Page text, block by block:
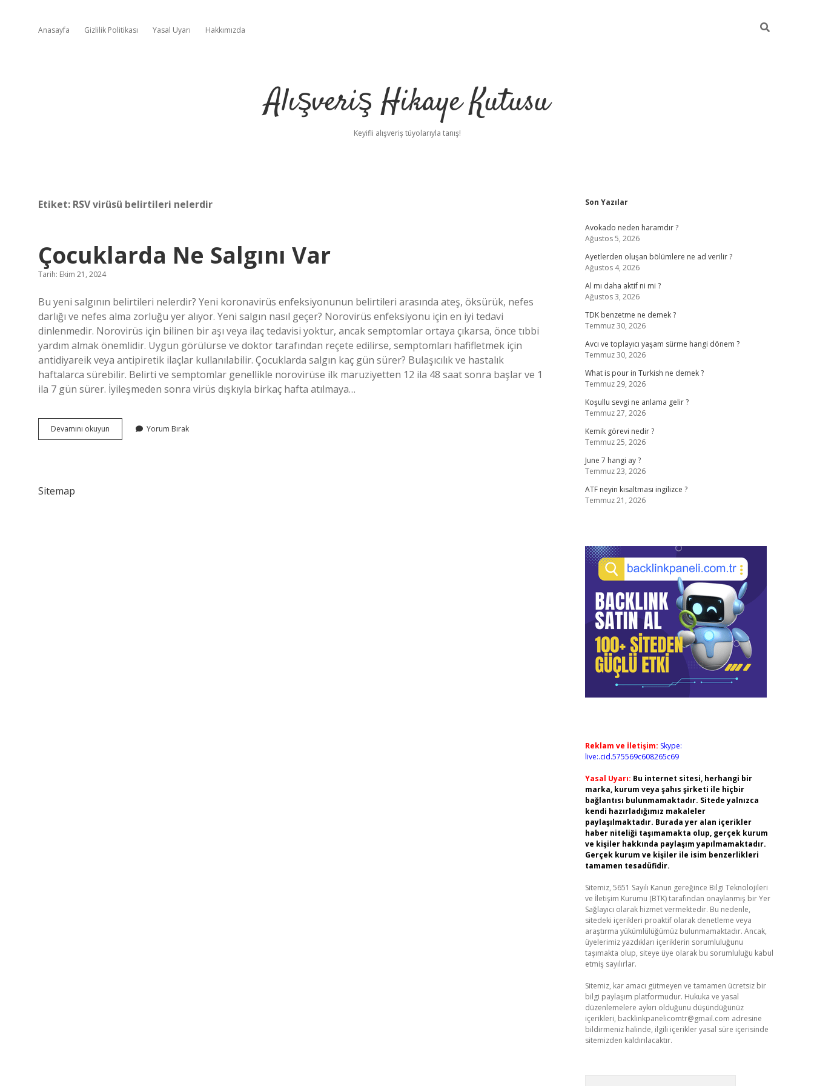
Anasayfa Gizlilik Politikası Yasal Uyarı Hakkımızda
Alışveriş Hikaye Kutusu
Keyifli alışveriş tüyolarıyla tanış!
Etiket: RSV virüsü belirtileri nelerdir
Çocuklarda Ne Salgını Var
Tarih: Ekim 21, 2024
Bu yeni salgının belirtileri nelerdir? Yeni koronavirüs enfeksiyonunun belirtileri arasında ateş, öksürük, nefes
darlığı ve nefes alma zorluğu yer alıyor. Yeni salgın nasıl geçer? Norovirüs enfeksiyonu için en iyi tedavi
dinlenmedir. Norovirüs için bilinen bir aşı veya ilaç tedavisi yoktur, ancak semptomlar ortaya çıkarsa, önce tıbbi
yardım almak önemlidir. Uygun görülürse ve doktor tarafından reçete edilirse, semptomları hafifletmek için
antidiyareik veya antipiretik ilaçlar kullanılabilir. Çocuklarda salgın kaç gün sürer? Bulaşıcılık ve hastalık
haftalarca sürebilir. Belirti ve semptomlar genellikle norovirüse ilk maruziyetten 12 ila 48 saat sonra başlar ve 1
ila 7 gün sürer. İyileşmeden sonra virüs dışkıyla birkaç hafta atılmaya…
Devamını okuyun Çocuklarda
Ne
Yorum Bırak
Sitemap
Sidebar
Son Yazılar
Avokado neden haramdır ?
Ağustos 5, 2026
Ayetlerden oluşan bölümlere ne ad verilir ?
Ağustos 4, 2026
Al mı daha aktif ni mi ?
Ağustos 3, 2026
TDK benzetme ne demek ?
Temmuz 30, 2026
Avcı ve toplayıcı yaşam sürme hangi dönem ?
Temmuz 30, 2026
What is pour in Turkish ne demek ?
Temmuz 29, 2026
Koşullu sevgi ne anlama gelir ?
Temmuz 27, 2026
Kemik görevi nedir ?
Temmuz 25, 2026
June 7 hangi ay ?
Temmuz 23, 2026
ATF neyin kısaltması ingilizce ?
Temmuz 21, 2026
Reklam ve İletişim: Skype:
live:.cid.575569c608265c69
Yasal Uyarı: Bu internet sitesi, herhangi bir
marka, kurum veya şahıs şirketi ile hiçbir
bağlantısı bulunmamaktadır. Sitede yalnızca
kendi hazırladığımız makaleler
paylaşılmaktadır. Burada yer alan içerikler
haber niteliği taşımamakta olup, gerçek kurum
ve kişiler hakkında paylaşım yapılmamaktadır.
Gerçek kurum ve kişiler ile isim benzerlikleri
tamamen tesadüfidir.
Sitemiz, 5651 Sayılı Kanun gereğince Bilgi Teknolojileri
ve İletişim Kurumu (BTK) tarafından onaylanmış bir Yer
Sağlayıcı olarak hizmet vermektedir. Bu nedenle,
sitedeki içerikleri proaktif olarak denetleme veya
araştırma yükümlülüğümüz bulunmamaktadır. Ancak,
üyelerimiz yazdıkları içeriklerin sorumluluğunu
taşımakta olup, siteye üye olarak bu sorumluluğu kabul
etmiş sayılırlar.
Sitemiz, kar amacı gütmeyen ve tamamen ücretsiz bir
bilgi paylaşım platformudur. Hukuka ve yasal
düzenlemelere aykırı olduğunu düşündüğünüz
içerikleri, backlinkpanelicomtr@gmail.com adresine
bildirmeniz halinde, ilgili içerikler yasal süre içerisinde
sitemizden kaldırılacaktır.